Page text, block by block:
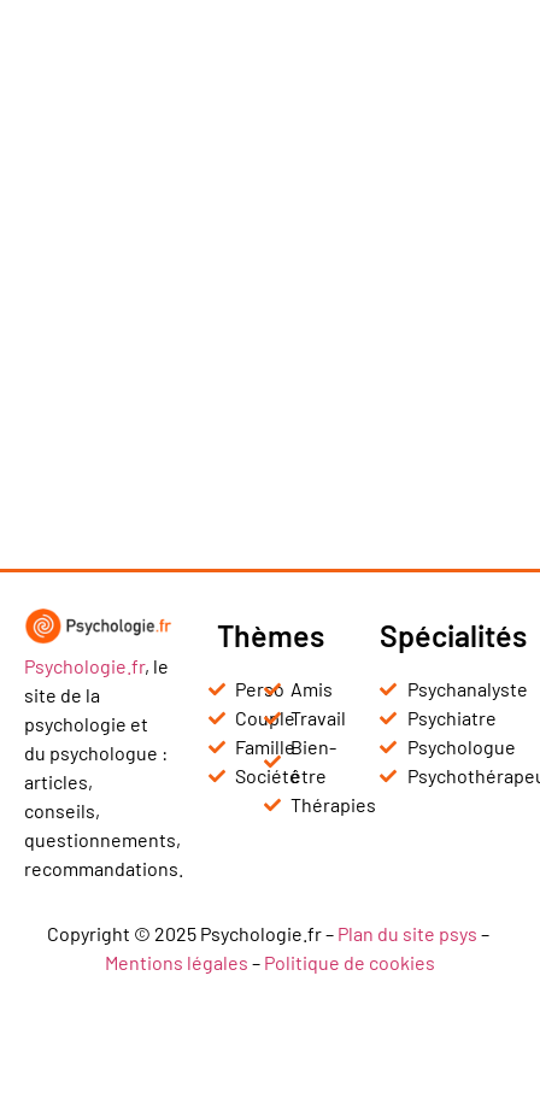
Psychologie.fr, le
site de la
psychologie et
du psychologue :
articles,
conseils,
questionnements,
recommandations.
Thèmes
Perso
Couple
Famille
Société
Amis
Travail
Bien-
être
Thérapies
Spécialités
Psychanalyste
Psychiatre
Psychologue
Copyright © 2025 Psychologie.fr – Plan du site psys –
Mentions légales – Politique de cookies